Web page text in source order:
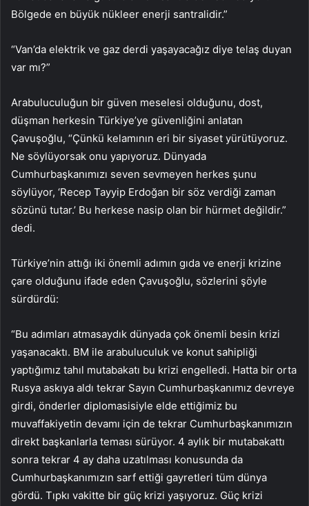
Bölgede en büyük nükleer enerji santralidir.”
“Van’da elektrik ve gaz derdi yaşayacağız diye telaş duyan
var mı?”
Arabuluculuğun bir güven meselesi olduğunu, dost,
düşman herkesin Türkiye’ye güvenliğini anlatan
Çavuşoğlu, “Çünkü kelamının eri bir siyaset yürütüyoruz.
Ne söylüyorsak onu yapıyoruz. Dünyada
Cumhurbaşkanımızı seven sevmeyen herkes şunu
söylüyor, ‘Recep Tayyip Erdoğan bir söz verdiği zaman
sözünü tutar.’ Bu herkese nasip olan bir hürmet değildir.”
dedi.
Türkiye’nin attığı iki önemli adımın gıda ve enerji krizine
çare olduğunu ifade eden Çavuşoğlu, sözlerini şöyle
sürdürdü:
“Bu adımları atmasaydık dünyada çok önemli besin krizi
yaşanacaktı. BM ile arabuluculuk ve konut sahipliği
yaptığımız tahıl mutabakatı bu krizi engelledi. Hatta bir orta
Rusya askıya aldı tekrar Sayın Cumhurbaşkanımız devreye
girdi, önderler diplomasisiyle elde ettiğimiz bu
muvaffakiyetin devamı için de tekrar Cumhurbaşkanımızın
direkt başkanlarla teması sürüyor. 4 aylık bir mutabakattı
sonra tekrar 4 ay daha uzatılması konusunda da
Cumhurbaşkanımızın sarf ettiği gayretleri tüm dünya
gördü. Tıpkı vakitte bir güç krizi yaşıyoruz. Güç krizi